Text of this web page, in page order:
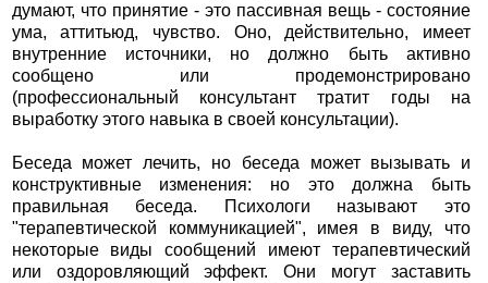
думают, что принятие - это пассивная вещь - состояние
ума, аттитьюд, чувство. Оно, действительно, имеет
внутренние источники, но должно быть активно
сообщено или продемонстрировано
(профессиональный консультант тратит годы на
выработку этого навыка в своей консультации).
Беседа может лечить, но беседа может вызывать и
конструктивные изменения: но это должна быть
правильная беседа. Психологи называют это
"терапевтической коммуникацией", имея в виду, что
некоторые виды сообщений имеют терапевтический
или оздоровляющий эффект. Они могут заставить